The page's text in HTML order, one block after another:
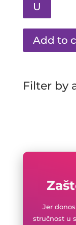
U
Add to
Filter by
Jer
stručnost u